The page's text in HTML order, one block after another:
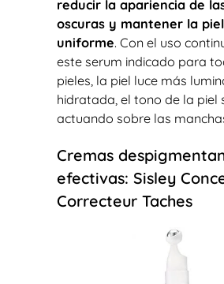
reducir la apariencia de
oscuras y mantener la
uniforme. Con el uso
este serum indicado para
pieles, la piel luce más
hidratada, el tono de la piel
actuando sobre las
Cremas
efectivas: Sisley
Correcteur Taches